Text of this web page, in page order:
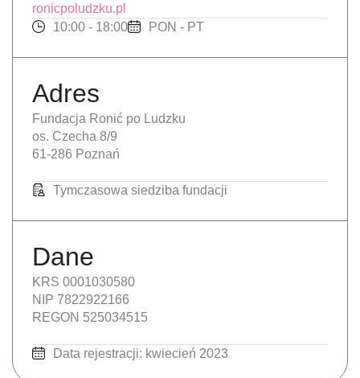
ronicpoludzku.pl
10:00 - 18:00
PON - PT
Adres
Fundacja Ronić po Ludzku
os. Czecha 8/9
61-286 Poznań
Tymczasowa siedziba fundacji
Dane
KRS 0001030580
NIP 7822922166
REGON 525034515
Data rejestracji: kwiecień 2023